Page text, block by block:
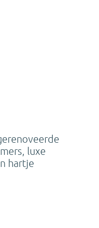
luxe
hartje